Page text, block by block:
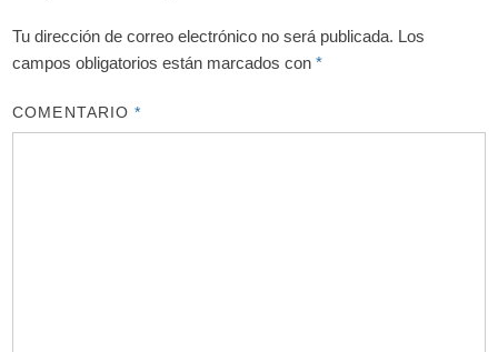
Tu dirección de correo electrónico no será publicada. Los
campos obligatorios están marcados con*
COMENTARIO*